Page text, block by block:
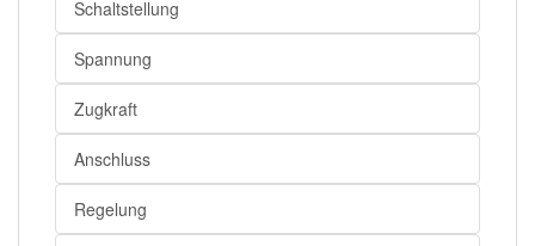
Schaltstellung
Spannung
Zugkraft
Anschluss
Regelung